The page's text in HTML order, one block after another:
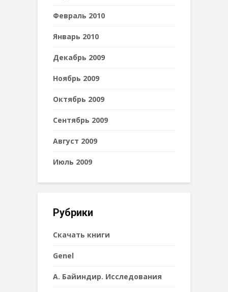
Февраль 2010
Январь 2010
Декабрь 2009
Ноябрь 2009
Октябрь 2009
Сентябрь 2009
Август 2009
Июль 2009
Рубрики
Cкачать книги
Genel
А. Байиндир. Исследования